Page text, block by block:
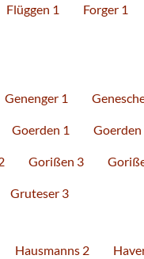
Flüggen 1 Forger 1
Genenger 1
Goerden 1 Goerden
Gorißen 3
Gruteser 3
Hausmanns 2